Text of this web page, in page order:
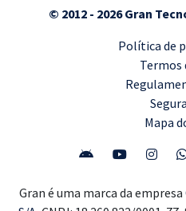
© 2012 - 2026 Gran
Política de
Termos
Mapa
Gran é uma marca da empresa